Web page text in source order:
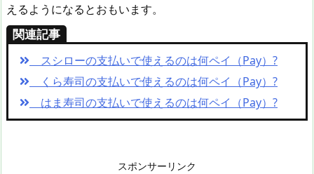
えるようになるとおもいます。
関連記事
スシローの支払いで使えるのは何ペイ（Pay）?
くら寿司の支払いで使えるのは何ペイ（Pay）?
はま寿司の支払いで使えるのは何ペイ（Pay）?
スポンサーリンク